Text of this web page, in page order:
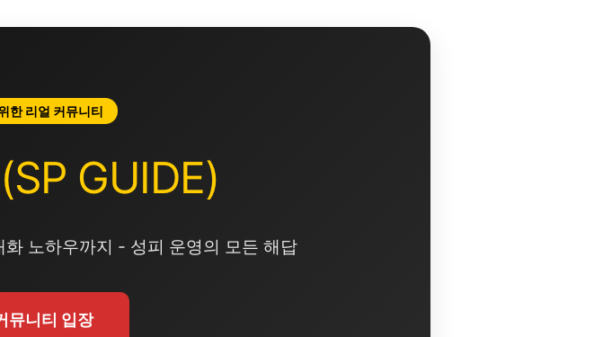
한 리얼 커뮤니티
GUIDE)
노하우까지 - 성피 운영의 모든 해답
뮤니티 입장